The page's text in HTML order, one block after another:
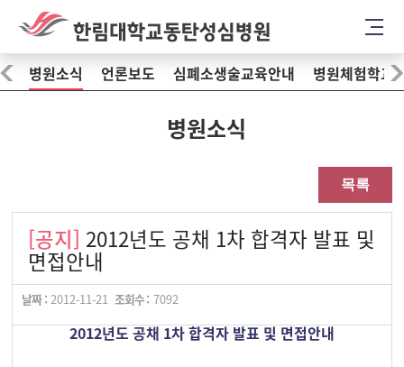
병원소식 언론보도 심폐소생술교육안내 병원체험학교
병원소식
목록
[공지]
2012년도 공채 1차 합격자 발표 및
면접안내
날짜 : 2012-11-21 조회수 : 7092
2012년도 공채 1차 합격자 발표 및 면접안내